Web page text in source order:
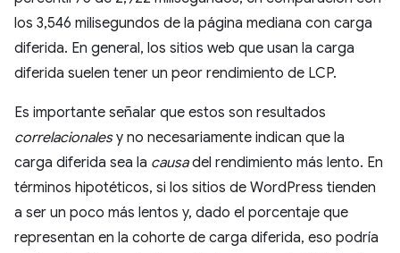
los 3,546 milisegundos de la página mediana con carga
diferida. En general, los sitios web que usan la carga
diferida suelen tener un peor rendimiento de LCP.
Es importante señalar que estos son resultados
correlacionalesy no necesariamente indican que la
carga diferida sea la causadel rendimiento más lento. En
términos hipotéticos, si los sitios de WordPress tienden
a ser un poco más lentos y, dado el porcentaje que
representan en la cohorte de carga diferida, eso podría